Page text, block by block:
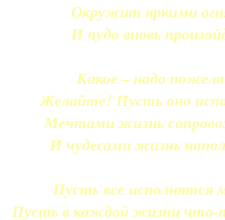
Окружит яркими
И чудо вновь
Какое – надо
Желайте! Пусть оно
Мечтами жизнь
И чудесами жизнь
Пусть все
Пусть в каждой жизни что-